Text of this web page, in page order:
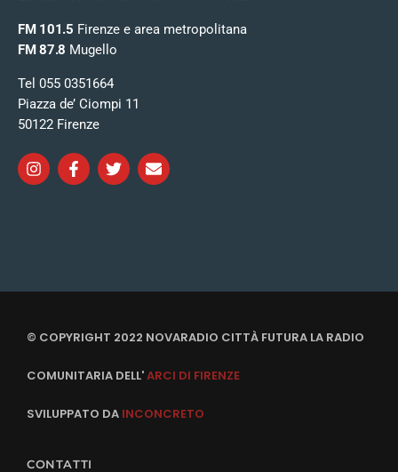
FM 101.5 Firenze e area metropolitana
FM 87.8 Mugello
Tel 055 0351664
Piazza de’ Ciompi 11
50122 Firenze
© COPYRIGHT 2022 NOVARADIO CITTÀ FUTURA LA RADIO
COMUNITARIA DELL'ARCI DI FIRENZE
SVILUPPATO DA INCONCRETO
CONTATTI